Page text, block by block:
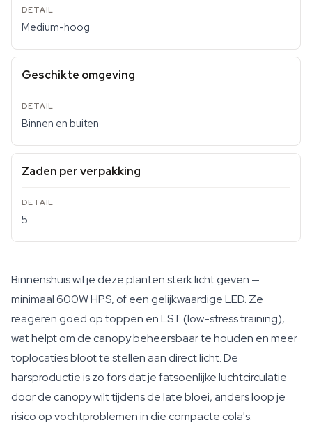
Medium-hoog
Geschikte omgeving
Binnen en buiten
Zaden per verpakking
5
Binnenshuis wil je deze planten sterk licht geven —
minimaal 600W HPS, of een gelijkwaardige LED. Ze
reageren goed op toppen en LST (low-stress training),
wat helpt om de canopy beheersbaar te houden en meer
toplocaties bloot te stellen aan direct licht. De
harsproductie is zo fors dat je fatsoenlijke luchtcirculatie
door de canopy wilt tijdens de late bloei, anders loop je
risico op vochtproblemen in die compacte cola's.